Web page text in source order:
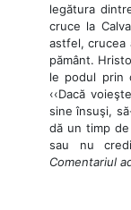
legătura
cruce la
astfel, crucea
pământ.
le podul prin
‹‹Dacă
sine însuşi,
dă un timp
sau nu
Comentariul